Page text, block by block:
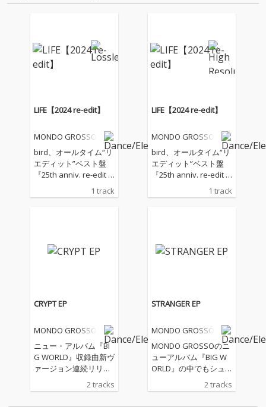
LIFE【2024 re-edit】
MONDO GROSSO
bird、オールタイム“リ
エディット”ベスト盤
『25th anniv. re-edit b
est + SOULS 2024』よ
り「LIFE【2024 re-edi
1 track
LIFE【2024 re-edit】
MONDO GROSSO
bird、オールタイム“リ
エディット”ベスト盤
『25th anniv. re-edit b
est + SOULS 2024』よ
り「LIFE【2024 re-edi
1 track
CRYPT EP
MONDO GROSSO
ニュー・アルバム『BI
G WORLD』収録曲新ヴ
ァージョン連続リリー
e Bassの生みの親Snai
2 tracks
STRANGER EP
MONDO GROSSO
MONDO GROSSOのニ
ューアルバム『BIG W
ORLD』の中でもシュ
ーゲイザー・サウンド
で齋藤飛鳥 (乃木坂46 )
2 tracks